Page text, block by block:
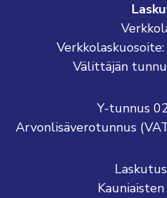
Välittäjän
Y-tunnus
Arvonlisäverotunnus